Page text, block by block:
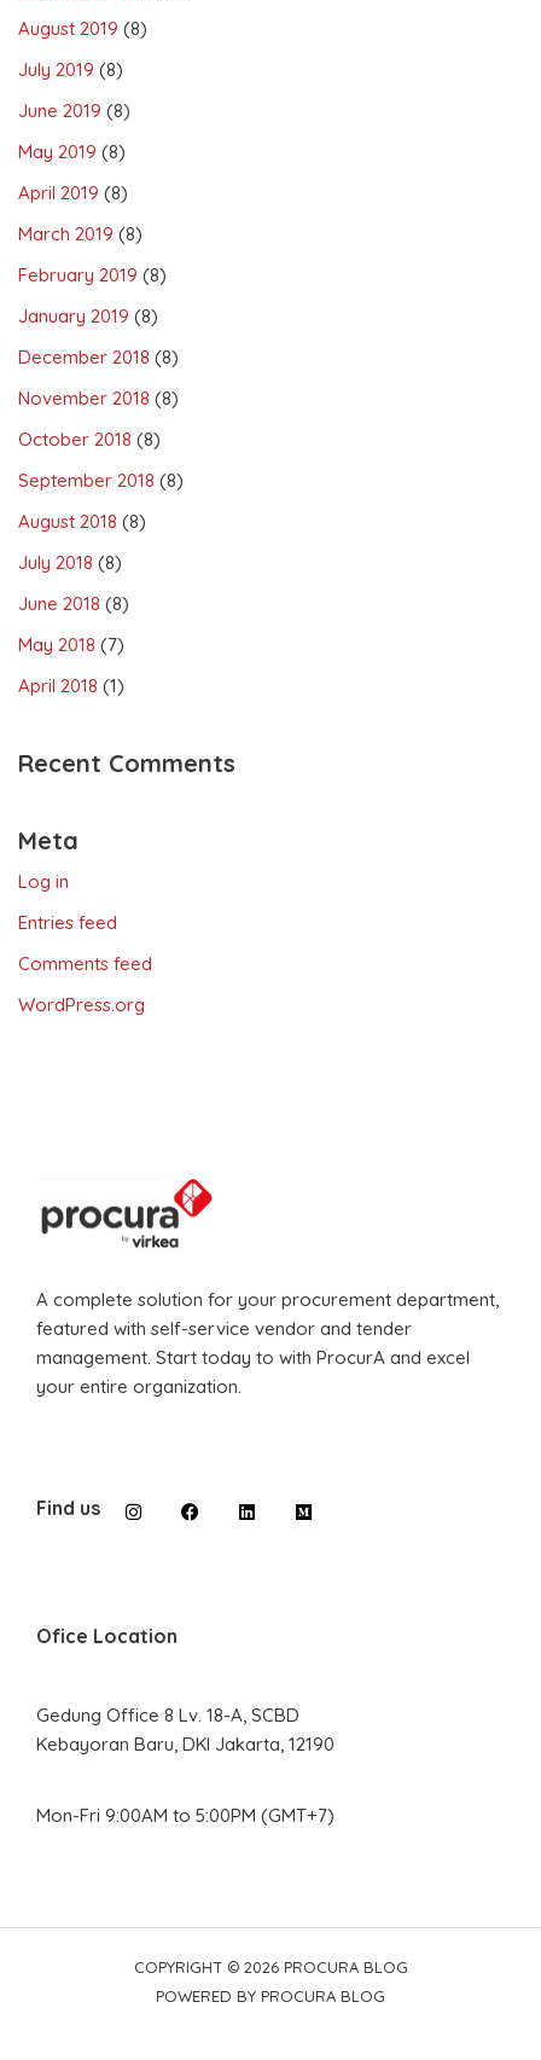
August 2019 (8)
July 2019 (8)
June 2019 (8)
May 2019 (8)
April 2019 (8)
March 2019 (8)
February 2019 (8)
January 2019 (8)
December 2018 (8)
November 2018 (8)
October 2018 (8)
September 2018 (8)
August 2018 (8)
July 2018 (8)
June 2018 (8)
May 2018 (7)
April 2018 (1)
Recent Comments
Meta
Log in
Entries feed
Comments feed
WordPress.org
A complete solution for your procurement department,
featured with self-service vendor and tender
management. Start today to with ProcurA and excel
your entire organization.
Find us
Ofice Location
Gedung Office 8 Lv. 18-A, SCBD
Kebayoran Baru, DKI Jakarta, 12190
Mon-Fri 9:00AM to 5:00PM (GMT+7)
COPYRIGHT © 2026 PROCURA BLOG
POWERED BY PROCURA BLOG